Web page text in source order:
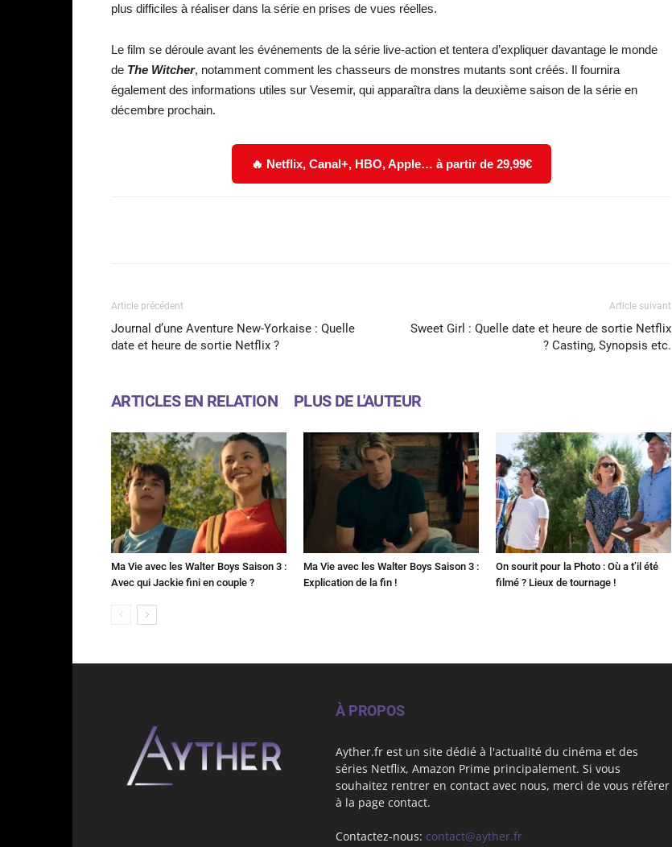
plus difficiles à réaliser dans la série en prises de vues réelles.
Le film se déroule avant les événements de la série live-action et tentera d’expliquer davantage le monde
de The Witcher, notamment comment les chasseurs de monstres mutants sont créés. Il fournira
également des informations utiles sur Vesemir, qui apparaîtra dans la deuxième saison de la série en
décembre prochain.
🔥 Netflix, Canal+, HBO, Apple… à partir de 29,99€
Article précédent
Journal d’une Aventure New-Yorkaise : Quelle
date et heure de sortie Netflix ?
Article suivant
Sweet Girl : Quelle date et heure de sortie Netflix
? Casting, Synopsis etc.
ARTICLES EN RELATION PLUS DE L'AUTEUR
Ma Vie avec les Walter Boys Saison 3 :
Avec qui Jackie fini en couple ?
Ma Vie avec les Walter Boys Saison 3 :
Explication de la fin !
On sourit pour la Photo : Où a t’il été
filmé ? Lieux de tournage !
À PROPOS
Ayther.fr est un site dédié à l'actualité du cinéma et des
séries Netflix, Amazon Prime principalement. Si vous
souhaitez rentrer en contact avec nous, merci de vous référer
à la page contact.
Contactez-nous: contact@ayther.fr